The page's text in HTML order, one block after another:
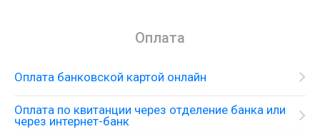
Оплата
Оплата банковской картой онлайн
Оплата по квитанции через отделение банка или
через интернет-банк